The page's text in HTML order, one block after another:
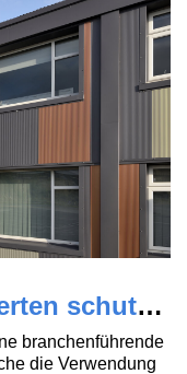
Tata Steel bietet erweiterten schutz mit Confidex® update
branchenführende
die Verwendung